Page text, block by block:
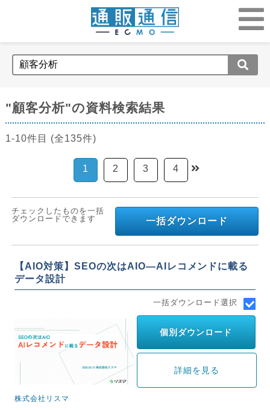
"顧客分析"の資料検索結果
1-10件目 (全135件)
1 2 3 4
一括ダウンロード
チェックしたものを一括
ダウンロードできます
【AIO対策】SEOの次はAIO—AIレコメンドに載る
データ設計
一括ダウンロード選択
個別ダウンロード
詳細を見る
株式会社リスマ